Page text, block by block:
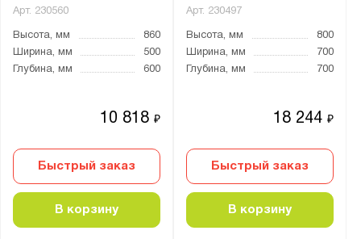
Арт. 230560
Высота, мм
860
Ширина, мм
500
Глубина, мм
600
10 818₽
Быстрый заказ
В корзину
Арт. 230497
Высота, мм
800
Ширина, мм
700
Глубина, мм
700
18 244₽
Быстрый заказ
В корзину